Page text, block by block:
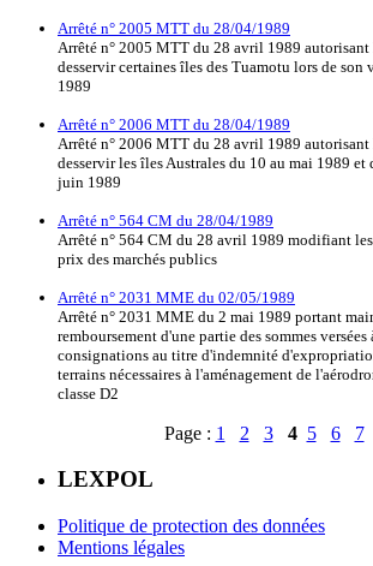
Arrêté n° 2005 MTT du 28/04/1989
Arrêté n° 2005 MTT du 28 avril 1989
desservir certaines îles des Tuamotu lors de son
1989
Arrêté n° 2006 MTT du 28/04/1989
Arrêté n° 2006 MTT du 28 avril 1989 autorisant
desservir les îles Australes du 10 au mai 1989 et
juin 1989
Arrêté n° 564 CM du 28/04/1989
Arrêté n° 564 CM du 28 avril 1989 modifiant
prix des marchés publics
Arrêté n° 2031 MME du 02/05/1989
Arrêté n° 2031 MME du 2 mai 1989 portant
remboursement d'une partie des sommes versées
consignations au titre d'indemnité
terrains nécessaires à l'aménagement de
classe D2
Page : 1 2 3 4 5 6 7
LEXPOL
Politique de protection des données
Mentions légales